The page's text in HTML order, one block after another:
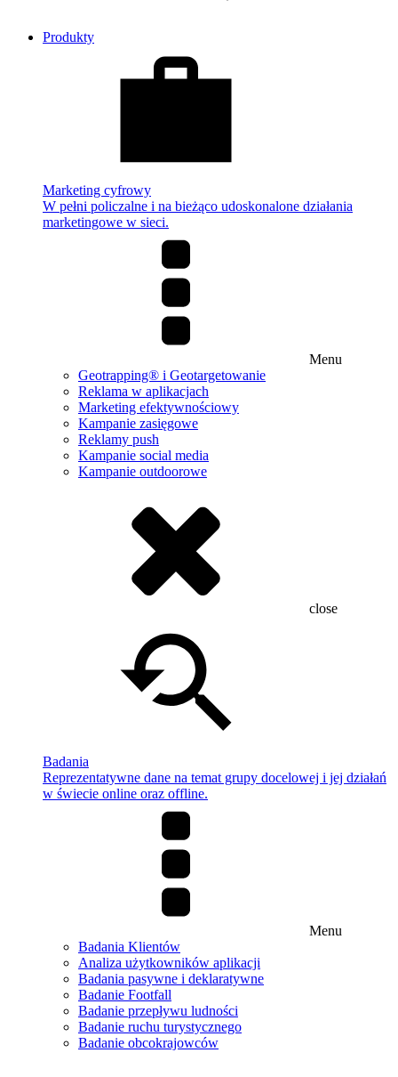
Produkty
Marketing cyfrowy
W pełni policzalne i na bieżąco udoskonalone działania
marketingowe w sieci.
Menu
Geotrapping® i Geotargetowanie
Reklama w aplikacjach
Marketing efektywnościowy
Kampanie zasięgowe
Reklamy push
Kampanie social media
Kampanie outdoorowe
close
Badania
Reprezentatywne dane na temat grupy docelowej i jej działań
w świecie online oraz offline.
Menu
Badania Klientów
Analiza użytkowników aplikacji
Badania pasywne i deklaratywne
Badanie Footfall
Badanie przepływu ludności
Badanie ruchu turystycznego
Badanie obcokrajowców